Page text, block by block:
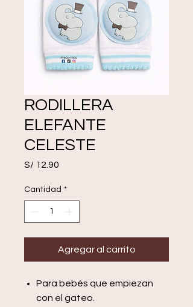
RODILLERA
ELEFANTE
CELESTE
S/ 12.90
Cantidad *
Agregar al carrito
Para bebés que empiezan
con el gateo.